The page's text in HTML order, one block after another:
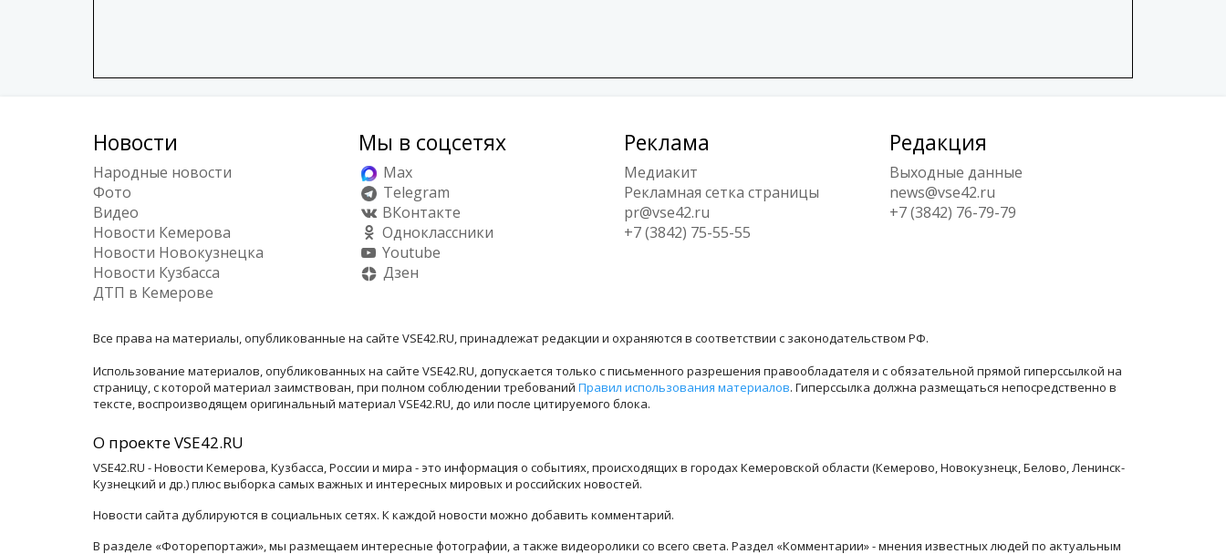
Новости
Народные новости
Фото
Видео
Новости Кемерова
Новости Новокузнецка
Новости Кузбасса
ДТП в Кемерове
Мы в соцсетях
Max
Telegram
ВКонтакте
Одноклассники
Youtube
Дзен
Реклама
Медиакит
Рекламная сетка страницы
pr@vse42.ru
+7 (3842) 75-55-55
Редакция
Выходные данные
news@vse42.ru
+7 (3842) 76-79-79
Все права на материалы, опубликованные на сайте VSE42.RU, принадлежат редакции и охраняются в соответствии с законодательством РФ.
Использование материалов, опубликованных на сайте VSE42.RU, допускается только с письменного разрешения правообладателя и с обязательной прямой гиперссылкой на
страницу, с которой материал заимствован, при полном соблюдении требований Правил использования материалов. Гиперссылка должна размещаться непосредственно в
тексте, воспроизводящем оригинальный материал VSE42.RU, до или после цитируемого блока.
О проекте VSE42.RU
VSE42.RU - Новости Кемерова, Кузбасса, России и мира - это информация о событиях, происходящих в городах Кемеровской области (Кемерово, Новокузнецк, Белово, Ленинск-
Кузнецкий и др.) плюс выборка самых важных и интересных мировых и российских новостей.
Новости сайта дублируются в социальных сетях. К каждой новости можно добавить комментарий.
В разделе «Фоторепортажи», мы размещаем интересные фотографии, а также видеоролики со всего света. Раздел «Комментарии» - мнения известных людей по актуальным